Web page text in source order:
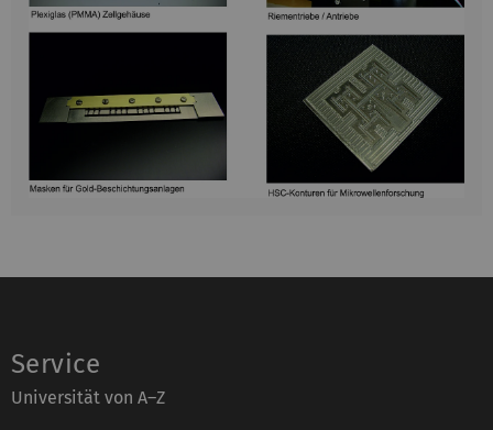
Service
Universität von A–Z